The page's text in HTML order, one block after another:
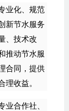
化、规范
新节水服务
、技术改
推动节水服
合同，提供
理收益。
合作社、